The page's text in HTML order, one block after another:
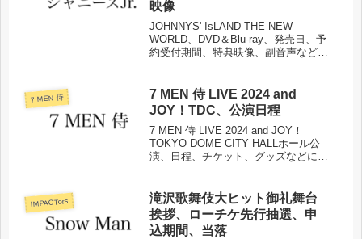
映像
JOHNNYS' IsLAND THE NEW
WORLD、DVD＆Blu-ray、発売日、予
約受付期間、特典映像、副音声などに
7 MEN 侍
7 MEN 侍 LIVE 2024 and
JOY！TDC、公演日程
7 MEN 侍 LIVE 2024 and JOY！
TOKYO DOME CITY HALLホール公
演、日程、チケット、グッズなどにつ
IMPACTors
滝沢歌舞伎大ヒット御礼舞台
挨拶、ローチケ先行抽選、申
込期間、当落